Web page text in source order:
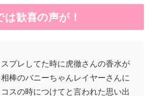
歓喜の声が！
プレしてた時に虎徹さんの香水が
棒のバニーちゃんレイヤーさんに
スの時につけてと言われた思い出